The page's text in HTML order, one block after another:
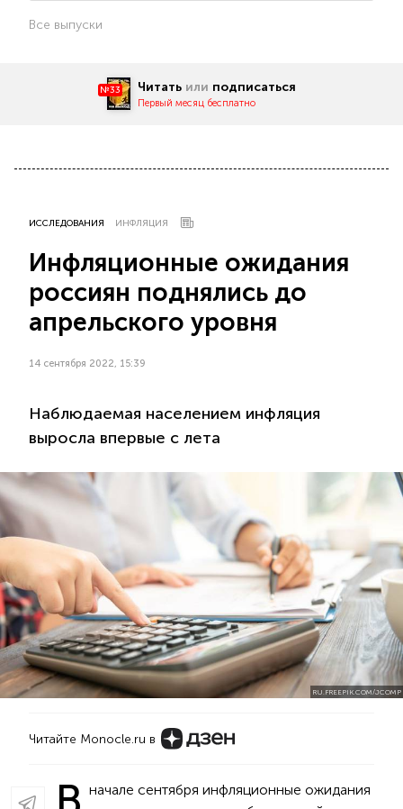
Все выпуски
№33 Читать или подписаться
Первый месяц бесплатно
ИССЛЕДОВАНИЯ ИНФЛЯЦИЯ
Инфляционные ожидания
россиян поднялись до
апрельского уровня
14 сентября 2022, 15:39
Наблюдаемая населением инфляция
выросла впервые с лета
RU.FREEPIK.COM/JCOMP
Читайте Monocle.ru в
начале сентября инфляционные ожидания